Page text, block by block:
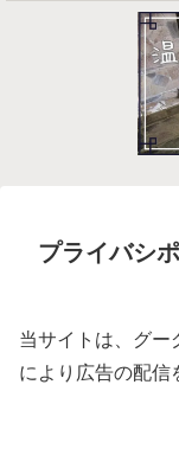
プライバシ
当サイトは、グー
により広告の配信